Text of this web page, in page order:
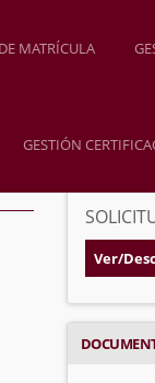
MATRÍCULA
GESTIÓN
Ver/